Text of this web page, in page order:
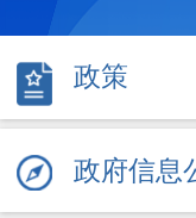
政策
政府信息